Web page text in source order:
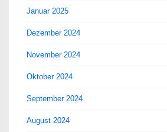
Januar 2025
Dezember 2024
November 2024
Oktober 2024
September 2024
August 2024